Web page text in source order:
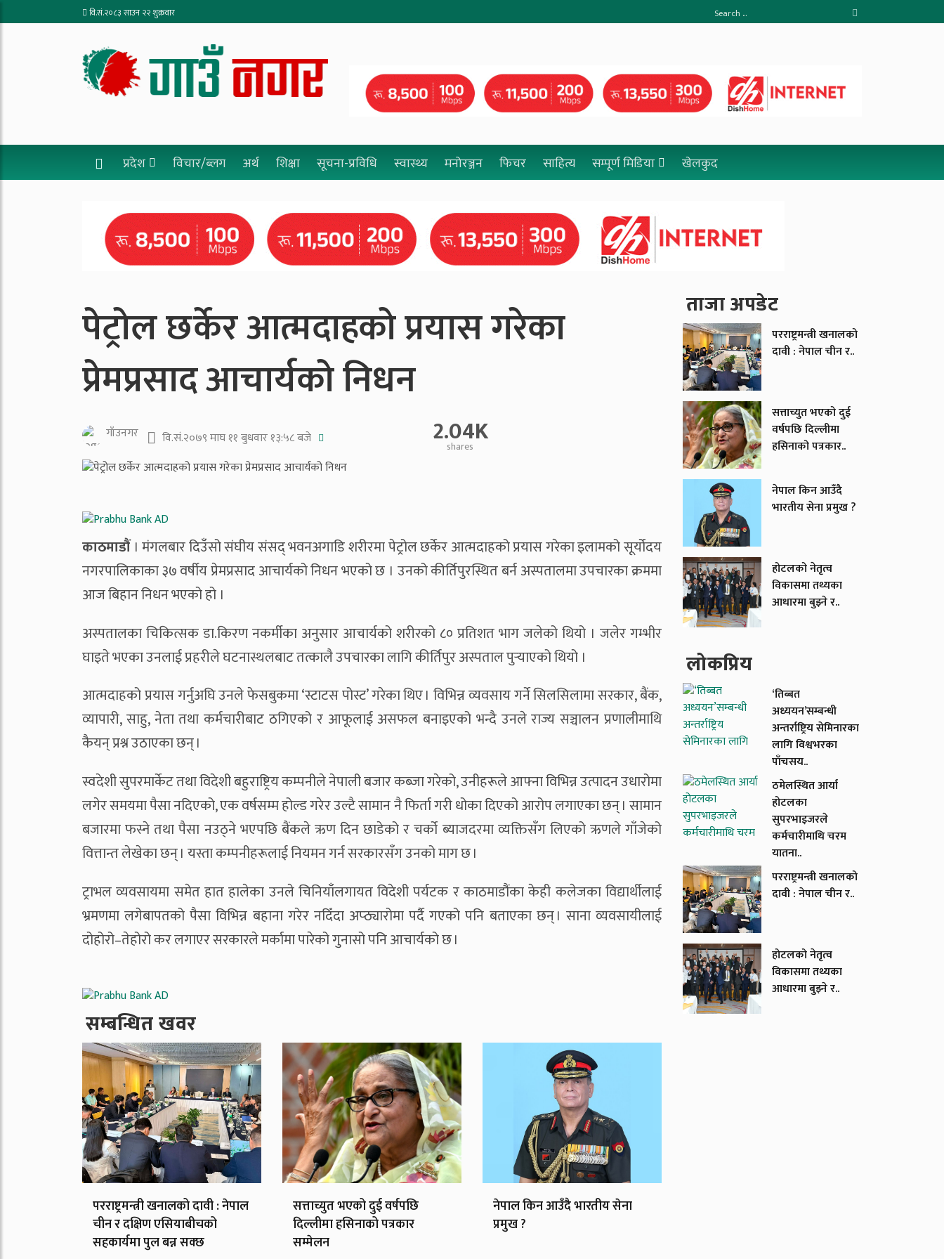
वि.सं.२०८३ साउन २२ शुक्रवार
प्रदेश विचार/ब्लग अर्थ शिक्षा सूचना-प्रविधि स्वास्थ्य मनोरञ्जन फिचर साहित्य सम्पूर्ण मिडिया खेलकुद
पेट्रोल छर्केर आत्मदाहको प्रयास गरेका
प्रेमप्रसाद आचार्यको निधन
गाँउनगर वि.सं.२०७९ माघ ११ बुधवार १३:५८ बजे 2.04K
shares
काठमाडौं। मंगलबार दिउँसो संघीय संसद् भवनअगाडि शरीरमा पेट्रोल छर्केर आत्मदाहको प्रयास गरेका इलामको सूर्योदय
नगरपालिकाका ३७ वर्षीय प्रेमप्रसाद आचार्यको निधन भएको छ । उनको कीर्तिपुरस्थित बर्न अस्पतालमा उपचारका क्रममा
आज बिहान निधन भएको हो ।
अस्पतालका चिकित्सक डा.किरण नकर्मीका अनुसार आचार्यको शरीरको ८० प्रतिशत भाग जलेको थियो । जलेर गम्भीर
घाइते भएका उनलाई प्रहरीले घटनास्थलबाट तत्कालै उपचारका लागि कीर्तिपुर अस्पताल पुर्‍याएको थियो ।
आत्मदाहको प्रयास गर्नुअघि उनले फेसबुकमा ‘स्टाटस पोस्ट’ गरेका थिए । विभिन्न व्यवसाय गर्ने सिलसिलामा सरकार, बैंक,
व्यापारी, साहु, नेता तथा कर्मचारीबाट ठगिएको र आफूलाई असफल बनाइएको भन्दै उनले राज्य सञ्चालन प्रणालीमाथि
कैयन् प्रश्न उठाएका छन् ।
स्वदेशी सुपरमार्केट तथा विदेशी बहुराष्ट्रिय कम्पनीले नेपाली बजार कब्जा गरेको, उनीहरूले आफ्ना विभिन्न उत्पादन उधारोमा
लगेर समयमा पैसा नदिएको, एक वर्षसम्म होल्ड गरेर उल्टै सामान नै फिर्ता गरी धोका दिएको आरोप लगाएका छन् । सामान
बजारमा फस्ने तथा पैसा नउठ्ने भएपछि बैंकले ऋण दिन छाडेको र चर्को ब्याजदरमा व्यक्तिसँग लिएको ऋणले गाँजेको
वित्तान्त लेखेका छन् । यस्ता कम्पनीहरूलाई नियमन गर्न सरकारसँग उनको माग छ ।
ट्राभल व्यवसायमा समेत हात हालेका उनले चिनियाँलगायत विदेशी पर्यटक र काठमाडौंका केही कलेजका विद्यार्थीलाई
भ्रमणमा लगेबापतको पैसा विभिन्न बहाना गरेर नदिँदा अप्ठ्यारोमा पर्दै गएको पनि बताएका छन् । साना व्यवसायीलाई
दोहोरो–तेहोरो कर लगाएर सरकारले मर्कामा पारेको गुनासो पनि आचार्यको छ ।
सम्बन्धित खवर
परराष्ट्रमन्त्री खनालको दावी : नेपाल
चीन र दक्षिण एसियाबीचको
सहकार्यमा पुल बन्न सक्छ
सत्ताच्युत भएको दुई वर्षपछि
दिल्लीमा हसिनाको पत्रकार
सम्मेलन
नेपाल किन आउँदै भारतीय सेना
प्रमुख ?
ताजा अपडेट
परराष्ट्रमन्त्री खनालको
दावी : नेपाल चीन र..
सत्ताच्युत भएको दुई
वर्षपछि दिल्लीमा
हसिनाको पत्रकार..
नेपाल किन आउँदै
भारतीय सेना प्रमुख ?
होटलको नेतृत्व
विकासमा तथ्यका
आधारमा बुझ्ने र..
लाेकप्रिय
‘तिब्बत
अध्ययन’सम्बन्धी
अन्तर्राष्ट्रिय सेमिनारका
लागि विश्वभरका
पाँचसय..
ठमेलस्थित आर्या
होटलका
सुपरभाइजरले
कर्मचारीमाथि चरम
यातना..
परराष्ट्रमन्त्री खनालको
दावी : नेपाल चीन र..
होटलको नेतृत्व
विकासमा तथ्यका
आधारमा बुझ्ने र..